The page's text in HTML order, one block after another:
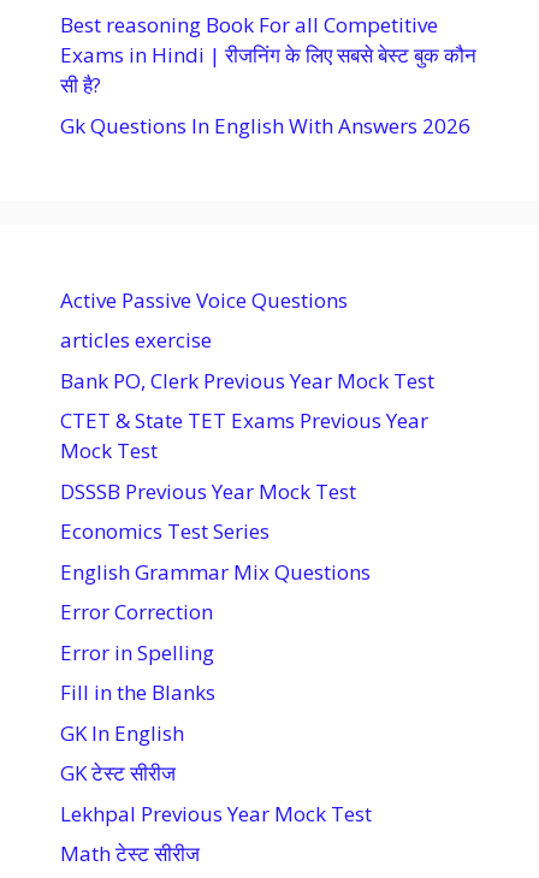
Best reasoning Book For all Competitive
Exams in Hindi | रीजनिंग के लिए सबसे बेस्ट बुक कौन
सी है?
Gk Questions In English With Answers 2026
Active Passive Voice Questions
articles exercise
Bank PO, Clerk Previous Year Mock Test
CTET & State TET Exams Previous Year
Mock Test
DSSSB Previous Year Mock Test
Economics Test Series
English Grammar Mix Questions
Error Correction
Error in Spelling
Fill in the Blanks
GK In English
GK टेस्ट सीरीज
Lekhpal Previous Year Mock Test
Math टेस्ट सीरीज